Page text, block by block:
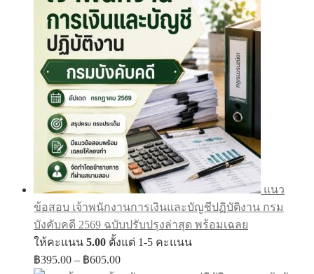
แนว
ข้อสอบ เจ้าพนักงานการเงินและบัญชีปฏิบัติงาน กรม
บังคับคดี 2569 ฉบับปรับปรุงล่าสุด พร้อมเฉลย
ให้คะแนน 5.00 ตั้งแต่ 1-5 คะแนน
฿395.00 – ฿605.00Price